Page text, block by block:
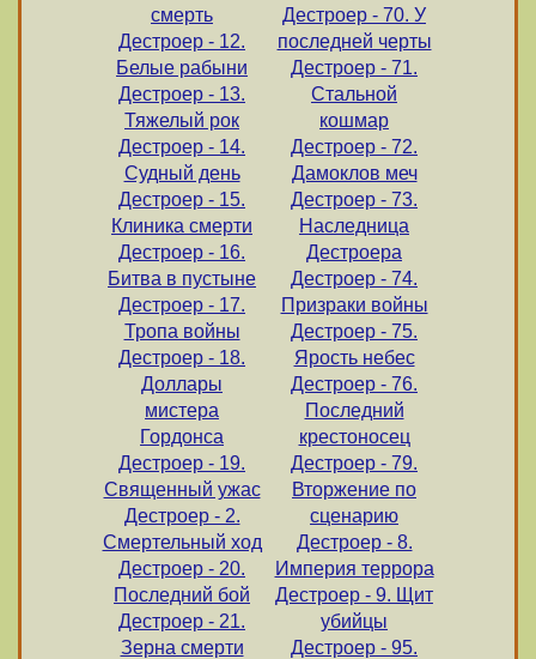
смерть
Дестроер - 12.
Белые рабыни
Дестроер - 13.
Тяжелый рок
Дестроер - 14.
Судный день
Дестроер - 15.
Клиника смерти
Дестроер - 16.
Битва в пустыне
Дестроер - 17.
Тропа войны
Дестроер - 18.
Доллары
мистера
Гордонса
Дестроер - 19.
Священный ужас
Дестроер - 2.
Смертельный ход
Дестроер - 20.
Последний бой
Дестроер - 21.
Зерна смерти
Дестроер - 70. У
последней черты
Дестроер - 71.
Стальной
кошмар
Дестроер - 72.
Дамоклов меч
Дестроер - 73.
Наследница
Дестроера
Дестроер - 74.
Призраки войны
Дестроер - 75.
Ярость небес
Дестроер - 76.
Последний
крестоносец
Дестроер - 79.
Вторжение по
сценарию
Дестроер - 8.
Империя террора
Дестроер - 9. Щит
убийцы
Дестроер - 95.